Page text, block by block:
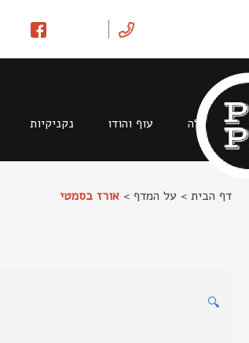
בקר וטלה עוף והודו נקניקיות
דף הבית > על המדף > אורז בסמטי
🔍